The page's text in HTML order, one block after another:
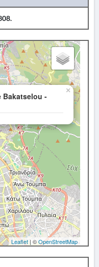
Bakatselou -
×
Leaflet| ©OpenStreetMap